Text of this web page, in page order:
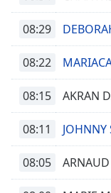
08:29
08:22
08:15 AKRAN
08:11
08:05